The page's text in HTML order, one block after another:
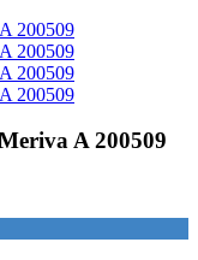
A 200509